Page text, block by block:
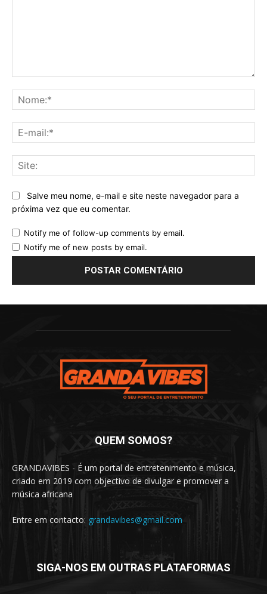
Salve meu nome, e-mail e site neste navegador para a
próxima vez que eu comentar.
Notify me of follow-up comments by email.
Notify me of new posts by email.
QUEM SOMOS?
GRANDAVIBES - É um portal de entretenimento e música,
criado em 2019 com objectivo de divulgar e promover a
música africana
Entre em contacto: grandavibes@gmail.com
SIGA-NOS EM OUTRAS PLATAFORMAS